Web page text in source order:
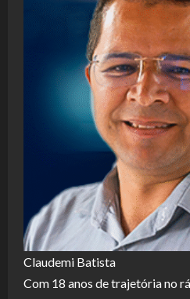
Claudemi Batista
Com 18 anos de trajetória no